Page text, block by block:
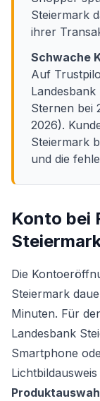
Steiermark
ihrer
Schwache
Auf
Landesbank
Sternen bei
2026).
Steiermark
und die
Konto bei
Die
Steiermark
Minuten. Für
Landesbank
Smartphone